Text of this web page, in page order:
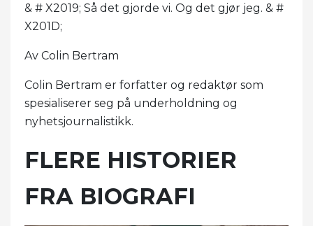
& # X2019; Så det gjorde vi. Og det gjør jeg. & #
X201D;
Av Colin Bertram
Colin Bertram er forfatter og redaktør som
spesialiserer seg på underholdning og
nyhetsjournalistikk.
FLERE HISTORIER
FRA BIOGRAFI